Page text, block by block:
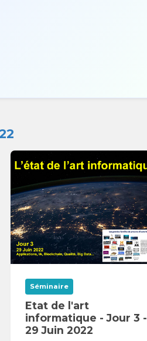
Séminaire
Etat de l'art
informatique - Jour 3 -
29 Juin 2022